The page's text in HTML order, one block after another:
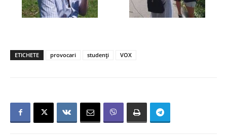
ETICHETE provocari studenți VOX